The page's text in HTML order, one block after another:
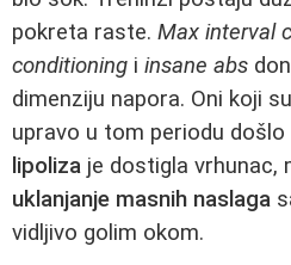
pokreta raste. Max interval
conditioning i insane abs
dimenziju napora. Oni koji
upravo u tom periodu
lipoliza je dostigla vrhunac,
uklanjanje masnih naslaga
vidljivo golim okom.